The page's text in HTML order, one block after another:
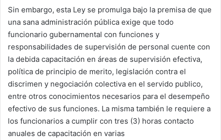
Sin embargo, esta Ley se promulga bajo la premisa de que
una sana administración pública exige que todo
funcionario gubernamental con funciones y
responsabilidades de supervisión de personal cuente con
la debida capacitación en áreas de supervisión efectiva,
política de principio de merito, legislación contra el
discrimen y negociación colectiva en el servido publico,
entre otros conocimientos necesarios para el desempeño
efectivo de sus funciones. La misma también le requiere a
los funcionarios a cumplir con tres (3) horas contacto
anuales de capacitación en varias